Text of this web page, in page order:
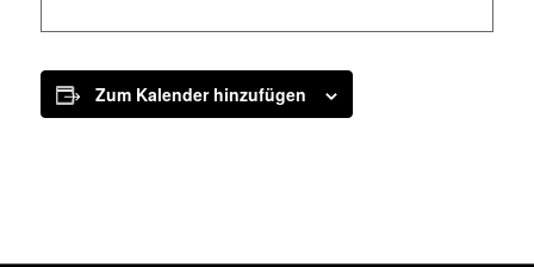
Zum Kalender hinzufügen